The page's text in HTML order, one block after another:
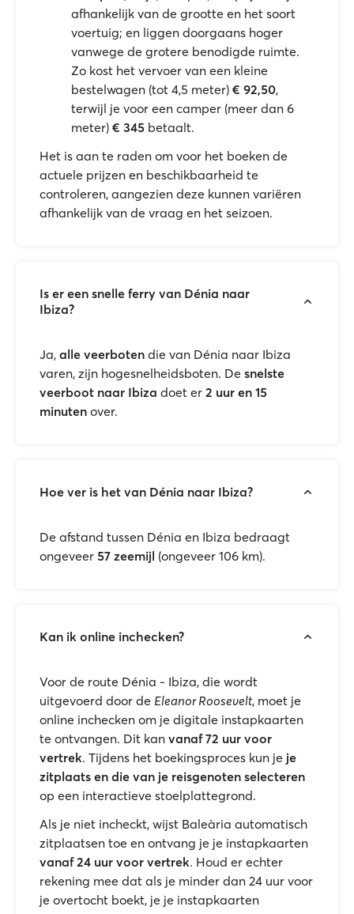
afhankelijk van de grootte en het soort
voertuig; en liggen doorgaans hoger
vanwege de grotere benodigde ruimte.
Zo kost het vervoer van een kleine
bestelwagen (tot 4,5 meter) € 92,50,
terwijl je voor een camper (meer dan 6
meter) € 345 betaalt.
Het is aan te raden om voor het boeken de
actuele prijzen en beschikbaarheid te
controleren, aangezien deze kunnen variëren
afhankelijk van de vraag en het seizoen.
Is er een snelle ferry van Dénia naar
Ibiza?
Ja, alle veerboten die van Dénia naar Ibiza
varen, zijn hogesnelheidsboten. De snelste
veerboot naar Ibiza doet er 2 uur en 15
minuten over.
Hoe ver is het van Dénia naar Ibiza?
De afstand tussen Dénia en Ibiza bedraagt
ongeveer 57 zeemijl (ongeveer 106 km).
Kan ik online inchecken?
Voor de route Dénia - Ibiza, die wordt
uitgevoerd door de Eleanor Roosevelt, moet je
online inchecken om je digitale instapkaarten
te ontvangen. Dit kan vanaf 72 uur voor
vertrek. Tijdens het boekingsproces kun je je
zitplaats en die van je reisgenoten selecteren
op een interactieve stoelplattegrond.
Als je niet incheckt, wijst Baleària automatisch
zitplaatsen toe en ontvang je je instapkaarten
vanaf 24 uur voor vertrek. Houd er echter
rekening mee dat als je minder dan 24 uur voor
je overtocht boekt, je je instapkaarten